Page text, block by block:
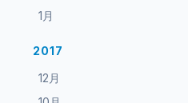
1月
2017
12月